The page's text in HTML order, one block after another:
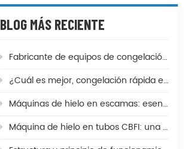
BLOG MÁS RECIENTE
Fabricante de equipos de congelación de camarones y temperatura de congelación
¿Cuál es mejor, congelación rápida en espiral doble o en espiral simple, y cuál es la diferencia?
Máquinas de hielo en escamas: esenciales para la pesca, la mezcla de hormigón y la fabricación de alimentos
Máquina de hielo en tubos CBFI: una solución completa para sus necesidades de producción de hielo